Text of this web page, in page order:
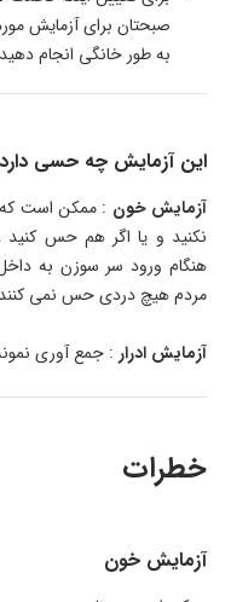
صبحتان برای آزمایش
به طور خانگی انجام
این آزمایش چه حسی
آزمایش خون : ممکن است
نکنید و یا اگر هم حس
هنگام ورود سر سوزن به
مردم هیچ دردی حس نمی کنند
آزمایش ادرار : جمع آوری
خطرات
آزمایش خون